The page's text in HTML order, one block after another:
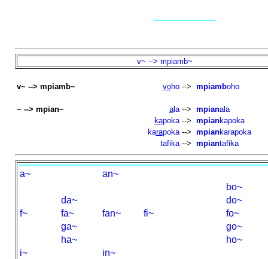
v~ --> mpiamb~
v~ --> mpiamb~ voho--> mpiamboho
~ --> mpian~ ala--> mpianala
kapoka--> mpiankapoka
karapoka--> mpiankarapoka
tafika--> mpiantafika
a~
an~
bo~
da~
do~
f~
fa~ fan~ fi~
fo~
ga~
go~
ha~
ho~
i~
in~